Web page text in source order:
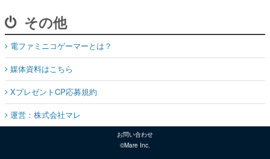
その他
電ファミニコゲーマーとは？
媒体資料はこちら
XプレゼントCP応募規約
運営：株式会社マレ
お問い合わせ
©Mare Inc.